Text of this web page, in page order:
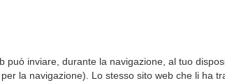
inviare, durante la navigazione, al tuo
la navigazione). Lo stesso sito web che li ha